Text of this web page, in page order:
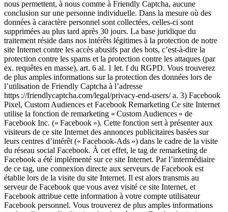
nous permettent, à nous comme à Friendly Captcha, aucune
conclusion sur une personne individuelle. Dans la mesure où des
données à caractère personnel sont collectées, celles-ci sont
supprimées au plus tard après 30 jours. La base juridique du
traitement réside dans nos intérêts légitimes à la protection de notre
site Internet contre les accès abusifs par des bots, c’est-à-dire la
protection contre les spams et la protection contre les attaques (par
ex. requêtes en masse), art. 6 al. 1 let. f du RGPD. Vous trouverez
de plus amples informations sur la protection des données lors de
l’utilisation de Friendly Captcha à l’adresse
https ://friendlycaptcha.com/legal/privacy-end-users/ a. 3) Facebook
Pixel, Custom Audiences et Facebook Remarketing Ce site Internet
utilise la fonction de remarketing « Custom Audiences » de
Facebook Inc. (« Facebook »). Cette fonction sert à présenter aux
visiteurs de ce site Internet des annonces publicitaires basées sur
leurs centres d’intérêt (« Facebook-Ads ») dans le cadre de la visite
du réseau social Facebook. À cet effet, le tag de remarketing de
Facebook a été implémenté sur ce site Internet. Par l’intermédiaire
de ce tag, une connexion directe aux serveurs de Facebook est
établie lors de la visite du site Internet. Il est alors transmis au
serveur de Facebook que vous avez visité ce site Internet, et
Facebook attribue cette information à votre compte utilisateur
Facebook personnel. Vous trouverez de plus amples informations